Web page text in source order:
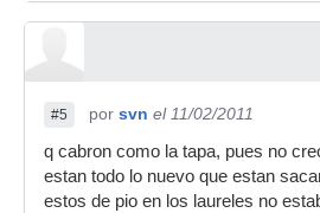
#5 por svn el 11/02/2011
q cabron como la tapa, pues no
estan todo lo nuevo que estan
estos de pio en los laureles no